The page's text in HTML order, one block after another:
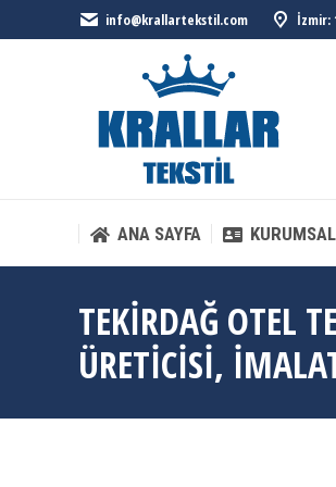
info@krallartekstil.com İzmir:
ANA SAYFA KURUMSAL
TEKIRDAĞ OTEL
ÜRETICISI,
ANA SAYFA KURUMSAL